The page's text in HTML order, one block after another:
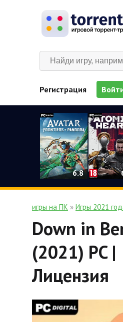
Регистрация
6.8
игры на ПК » Игры 2021
Down in
(2021) PC |
Лицензия